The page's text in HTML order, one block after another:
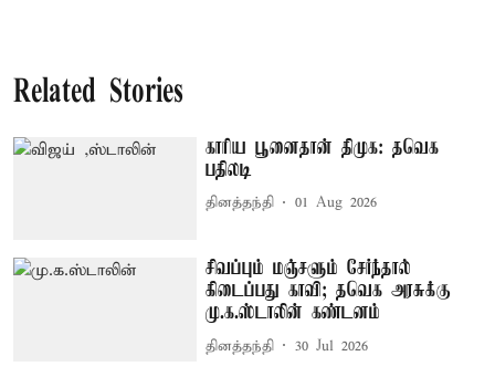
Related Stories
காரிய பூனைதான் திமுக: தவெக
பதிலடி
தினத்தந்தி 01 Aug 2026
சிவப்பும் மஞ்சளும் சேர்ந்தால்
கிடைப்பது காவி; தவெக அரசுக்கு
மு.க.ஸ்டாலின் கண்டனம்
தினத்தந்தி 30 Jul 2026